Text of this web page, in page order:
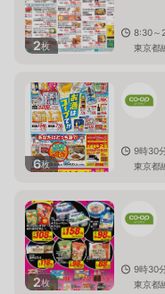
2枚
8:30～
東京都
6枚
9時30
東京都
2枚
9時30
東京都